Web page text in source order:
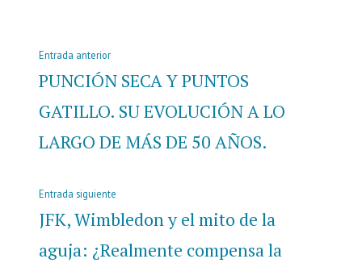
Navegación
de
entradas
Entrada anteriorEntrada
anterior:
PUNCIÓN SECA Y PUNTOS
GATILLO. SU EVOLUCIÓN A LO
LARGO DE MÁS DE 50 AÑOS.
Entrada siguiente
siguiente:
JFK, Wimbledon y el mito de la
aguja: ¿Realmente compensa la